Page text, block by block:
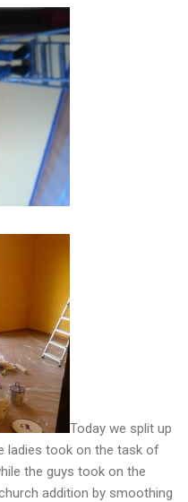
Today we split up
ladies took on the task of
the guys took on the
addition by smoothing